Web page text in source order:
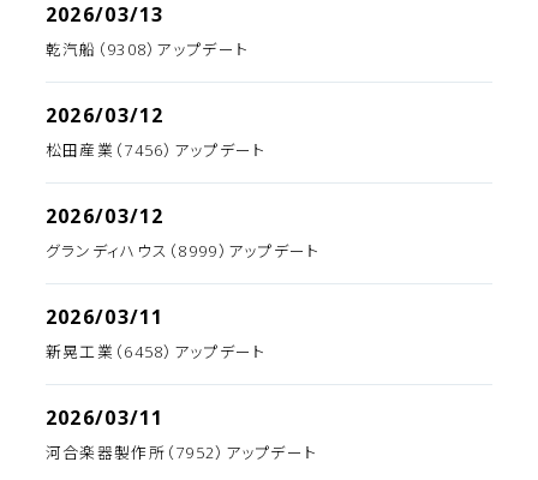
2026/03/13
乾汽船（9308）アップデート
2026/03/12
松田産業（7456）アップデート
2026/03/12
グランディハウス（8999）アップデート
2026/03/11
新晃工業（6458）アップデート
2026/03/11
河合楽器製作所（7952）アップデート